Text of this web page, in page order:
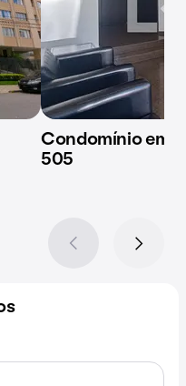
Condomínio em
505